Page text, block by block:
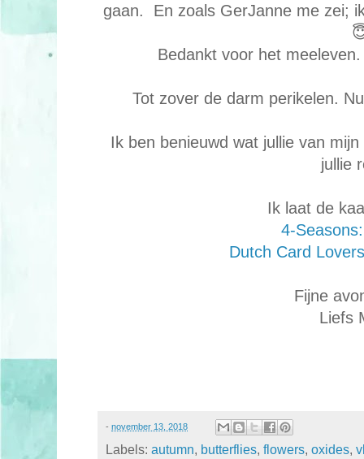
gaan. En zoals GerJanne me zei;
Bedankt voor het
Tot zover de darm perikelen.
Ik ben benieuwd wat jullie van
jullie
Ik laat de
4-
Dutch Card
Fijne
Liefs
- november 13, 2018
Labels: autumn, butterflies, flowers, oxides,